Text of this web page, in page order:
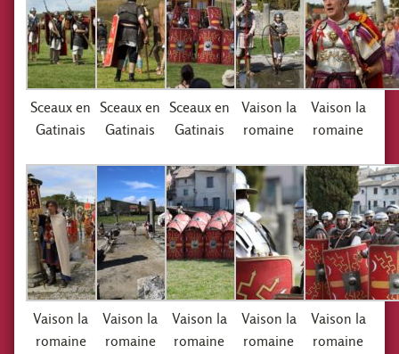
Sceaux en
Gatinais
Sceaux en
Gatinais
Sceaux en
Gatinais
Vaison la
romaine
Vaison la
romaine
Vaison la
romaine
Vaison la
romaine
Vaison la
romaine
Vaison la
romaine
Vaison la
romaine